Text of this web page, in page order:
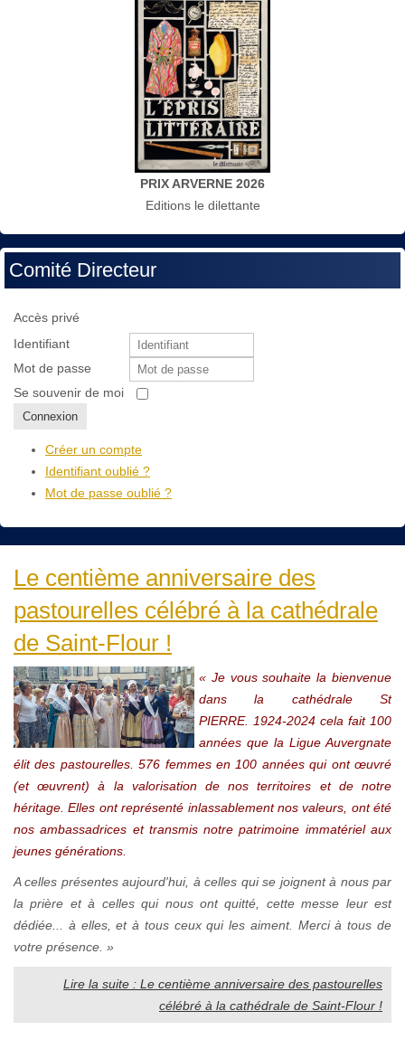
PRIX ARVERNE 2026
Editions le dilettante
Comité Directeur
Accès privé
Identifiant
Mot de passe
Se souvenir de moi
Connexion
Créer un compte
Identifiant oublié ?
Mot de passe oublié ?
Le centième anniversaire des
pastourelles célébré à la cathédrale
de Saint-Flour !
« Je vous souhaite la bienvenue
dans la cathédrale St
PIERRE.
1924-2024 cela fait 100
années que la Ligue Auvergnate
élit des pastourelles. 576 femmes en 100 années qui ont œuvré
(et œuvrent) à la valorisation de nos territoires et de notre
héritage. Elles ont représenté inlassablement nos valeurs, ont été
nos ambassadrices et transmis notre patrimoine immatériel aux
jeunes générations.
A celles présentes aujourd'hui, à celles qui se joignent à nous par
la prière et à celles qui nous ont quitté, cette messe leur est
dédiée... à elles, et à tous ceux qui les aiment. Merci à tous de
votre présence. »
Lire la suite : Le centième anniversaire des pastourelles
célébré à la cathédrale de Saint-Flour !